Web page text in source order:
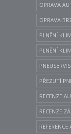
OPRAVA
OPRAVA
PLNĚNÍ
PLNĚNÍ
PŘEZUTÍ
RECENZE
RECENZE